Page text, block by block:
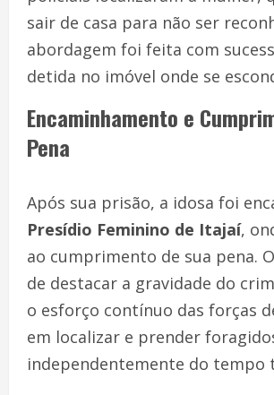
sair de casa para não ser
abordagem foi feita com
detida no imóvel onde se
Encaminhamento e
Pena
Após sua prisão, a idosa foi
Presídio Feminino de Itajaí,
ao cumprimento de sua pena.
de destacar a gravidade do
o esforço contínuo das forças
em localizar e prender
independentemente do tempo